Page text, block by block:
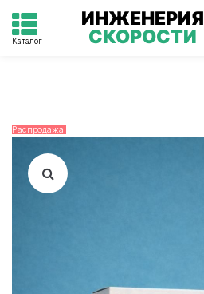
Каталог
ИНЖЕНЕРИЯ
СКОРОСТИ
Распродажа!